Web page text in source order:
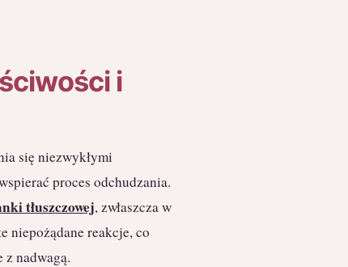
i
się niezwykłymi
proces odchudzania.
tłuszczowej, zwłaszcza w
niepożądane reakcje, co
z nadwagą.